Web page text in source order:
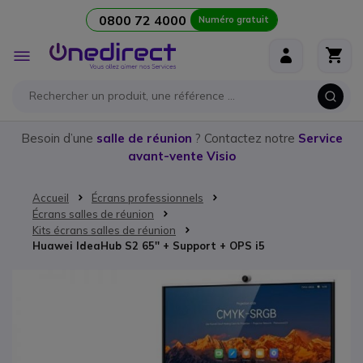
0800 72 4000 Numéro gratuit
Affichage
navigation
Besoin d’une salle de réunion ? Contactez notre Service
avant-vente Visio
Accueil
Écrans professionnels
Écrans salles de réunion
Kits écrans salles de réunion
Huawei IdeaHub S2 65'' + Support + OPS i5